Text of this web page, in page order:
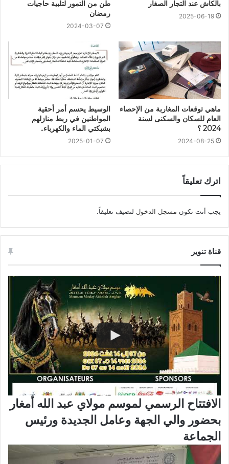
بالكاش عند التجار الصغار
2025-06-19
طن من التمور لتلبية حاجيات
رمضان
2024-03-07
ماهي توقعات المغاربة من الإحصاء
العام للسكان والسكنى لسنة
2024 ؟
2024-08-25
الوسيط يحسم أمر أحقية
المواطنين في ربط منازلهم
بشبكتي الماء والكهرباء..
2025-01-07
اترك تعليقاً
يجب أنت تكون مسجل الدخول لتضيف تعليقاً.
قناة تنوير
الافتتاح الرسمي لموسم مولاي عبد الله أمغار
بحضور والي الجهة وعامل الجديدة ورئيس
الجماعة